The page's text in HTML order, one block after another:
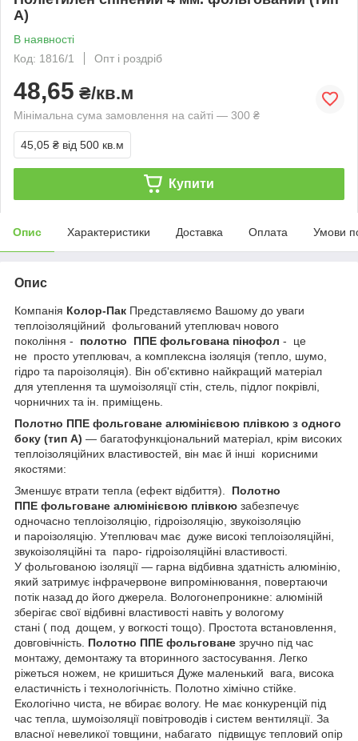
А)
В наявності
Код: 1816/1
Опт і роздріб
48,65 ₴/кв.м
Мінімальна сума замовлення на сайті — 300 ₴
45,05 ₴ від 500 кв.м
Купити
Опис Характеристики Доставка Оплата Умови
Опис
Компанія Колор-Пак Представляємо Вашому до уваги
теплоізоляційний фольгований утеплювач нового
покоління - полотно ППЕ фольгована пінофол - це
не просто утеплювач, а комплексна ізоляція (тепло, шумо,
гідро та пароізоляція). Він об'єктивно найкращий матеріал
для утеплення та шумоізоляції стін, стель, підлог покрівлі,
чорничних та ін. приміщень.
Полотно ППЕ фольговане алюмінієвою плівкою з одного
боку (тип А) — багатофункціональний матеріал, крім високих
теплоізоляційних властивостей, він має й інші корисними
якостями:
Зменшує втрати тепла (ефект відбиття). Полотно
ППЕ фольговане алюмінієвою плівкою забезпечує
одночасно теплоізоляцію, гідроізоляцію, звукоізоляцію
и пароізоляцію. Утеплювач має дуже високі теплоізоляційні,
звукоізоляційні та паро- гідроізоляційні властивості.
У фольгованою ізоляції — гарна відбивна здатність алюмінію,
який затримує інфрачервоне випромінювання, повертаючи
потік назад до його джерела. Вологонепроникне: алюміній
зберігає свої відбивні властивості навіть у вологому
стані ( под дощем, у вогкості тощо). Простота встановлення,
довговічність. Полотно ППЕ фольговане зручно під час
монтажу, демонтажу та вторинного застосування. Легко
ріжеться ножем, не кришиться Дуже маленький вага, висока
еластичність і технологічність. Полотно хімічно стійке.
Екологічно чиста, не вбирає вологу. Не має конкуренцій під
час тепла, шумоізоляції повітроводів і систем вентиляції. За
власної невеликої товщини, набагато підвищує тепловий опір